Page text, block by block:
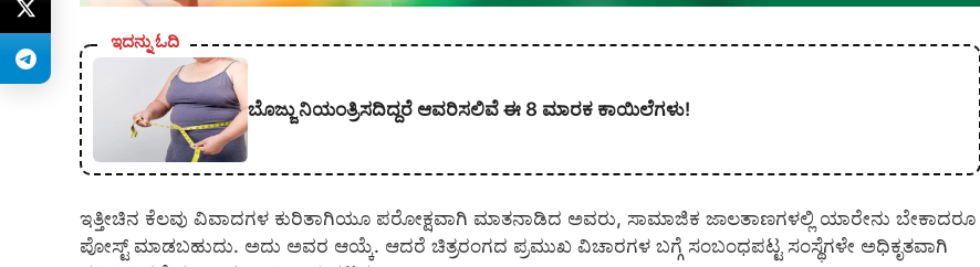
ಇದನ್ನು ಓದಿ
ಬೊಜ್ಜು ನಿಯಂತ್ರಿಸದಿದ್ದರೆ ಆವರಿಸಲಿವೆ ಈ 8 ಮಾರಕ ಕಾಯಿಲೆಗಳು!
ಇತ್ತೀಚಿನ ಕೆಲವು ವಿವಾದಗಳ ಕುರಿತಾಗಿಯೂ ಪರೋಕ್ಷವಾಗಿ ಮಾತನಾಡಿದ ಅವರು, ಸಾಮಾಜಿಕ ಜಾಲತಾಣಗಳಲ್ಲಿ ಯಾರೇನು ಬೇಕಾದರೂ
ಪೋಸ್ಟ್ ಮಾಡಬಹುದು. ಅದು ಅವರ ಆಯ್ಕೆ. ಆದರೆ ಚಿತ್ರರಂಗದ ಪ್ರಮುಖ ವಿಚಾರಗಳ ಬಗ್ಗೆ ಸಂಬಂಧಪಟ್ಟ ಸಂಸ್ಥೆಗಳೇ ಅಧಿಕೃತವಾಗಿ